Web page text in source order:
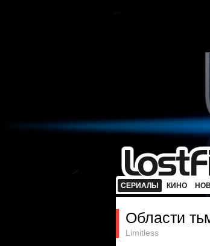
СЕРИАЛЫ КИНО
Области
Limitless